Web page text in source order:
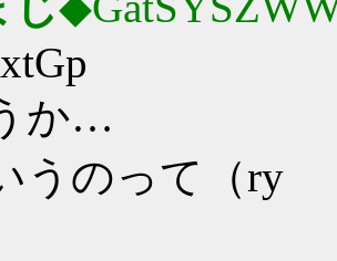
か…
うのって（ry